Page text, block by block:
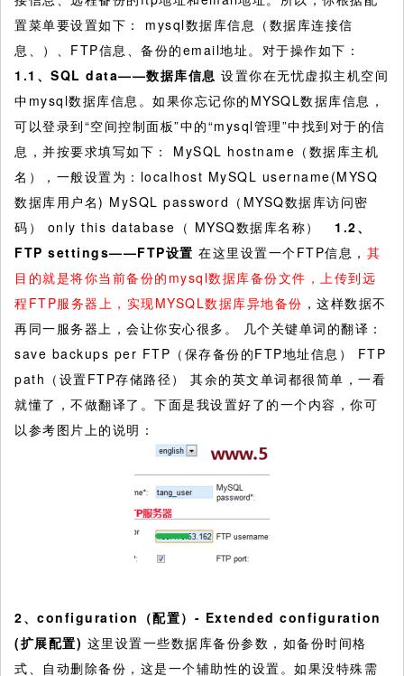
置菜单要设置如下： mysql数据库信息（数据库连接信
息、）、FTP信息、备份的email地址。对于操作如下：
1.1 、SQL data——数据库信息 设置你在无忧虚拟主机空间
中mysql数据库信息。如果你忘记你的MYSQL数据库信息，
可以登录到“空间控制面板”中的“mysql管理”中找到对于的信
息，并按要求填写如下： MySQL hostname（数据库主机
名），一般设置为：localhost MySQL username(MYSQ
数据库用户名) MySQL password（MYSQ数据库访问密
码） only this database（ MYSQ数据库名称） 1.2、
FTP settings——FTP设置 在这里设置一个FTP信息， 其
目的就是将你当前备份的mysql数据库备份文件，上传到远
程FTP服务器上，实现MYSQL数据库异地备份 ，这样数据不
再同一服务器上，会让你安心很多。 几个关键单词的翻译：
save backups per FTP（保存备份的FTP地址信息） FTP
path（设置FTP存储路径） 其余的英文单词都很简单，一看
就懂了，不做翻译了。下面是我设置好了的一个内容，你可
以参考图片上的说明：
2、configuration（配置）- Extended configuration
(扩展配置) 这里设置一些数据库备份参数，如备份时间格
式、自动删除备份，这是一个辅助性的设置。如果没特殊需